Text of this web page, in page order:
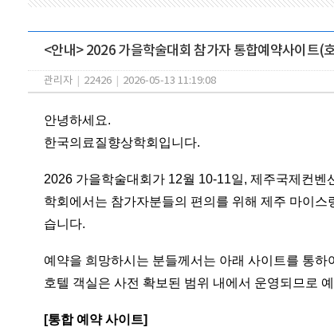
<안내> 2026 가을학술대회 참가자 통합예약사이트(
관리자 22426 2026-05-13 11:19:08
​안녕하세요.
한국의료질향상학회입니다.
2026 가을학술대회가 12월 10-11일, 제주국제컨벤
학회에서는 참가자분들의 편의를 위해 제주 마이스
습니다.
예약을 희망하시는 분들께서는 아래 사이트를 통하
호텔 객실은 사전 확보된 범위 내에서 운영되므로
[통합 예약 사이트]